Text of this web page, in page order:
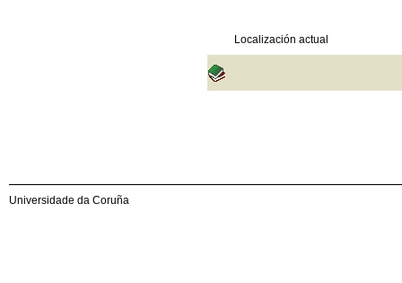
Localización actual
Universidade da Coruña